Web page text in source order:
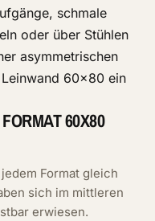
schmale
oder über Stühlen
asymmetrischen
60x80 ein
60X80
Format gleich
sich im mittleren
erwiesen.